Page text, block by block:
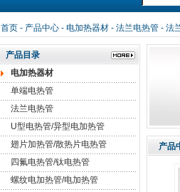
首页- 产品中心- 电加热器材- 法兰电热管- 法
产品目录
电加热器材
单端电热管
法兰电热管
U型电热管/异型电加热管
翅片加热管/散热片电热管
四氟电热管/钛电热管
螺纹电加热管/电加热管
产品